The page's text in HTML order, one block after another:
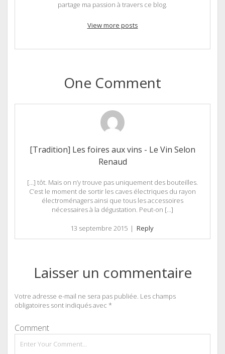
partage ma passion à travers ce blog.
View more posts
One Comment
[Tradition] Les foires aux vins - Le Vin Selon
Renaud
[…] tôt. Mais on n’y trouve pas uniquement des bouteilles.
C’est le moment de sortir les caves électriques du rayon
électroménagers ainsi que tous les accessoires
nécessaires à la dégustation. Peut-on […]
13 septembre 2015 | Reply
Laisser un commentaire
Votre adresse e-mail ne sera pas publiée. Les champs
obligatoires sont indiqués avec *
Comment